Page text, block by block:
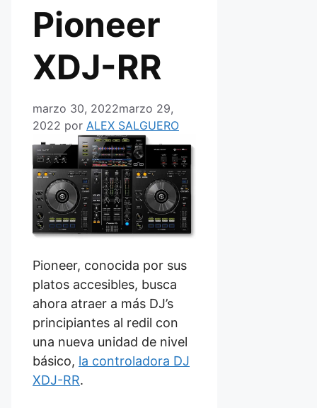
Pioneer
XDJ-RR
marzo 30, 2022marzo 29,
2022 por ALEX SALGUERO
Pioneer, conocida por sus
platos accesibles, busca
ahora atraer a más DJ’s
principiantes al redil con
una nueva unidad de nivel
básico, la controladora DJ
XDJ-RR.